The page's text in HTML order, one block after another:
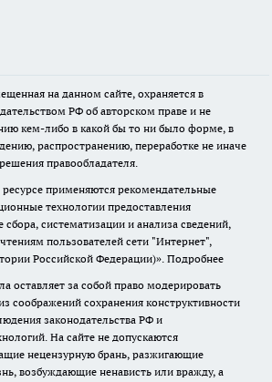
на данном сайте, охраняется в
РФ об авторском праве и не
кем-либо в какой бы то ни было форме, в
распространению, переработке не иначе
правообладателя.
применяются рекомендательные
технологии предоставления
систематизации и анализа сведений,
пользователей сети "Интернет",
Российской Федерации)». Подробнее
оставляет за собой право модерировать
соображений сохранения конструктивности
законодательства РФ и
На сайте не допускаются
нецензурную брань, разжигающие
возбуждающие ненависть или вражду, а